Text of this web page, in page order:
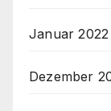
Januar 2022
Dezember